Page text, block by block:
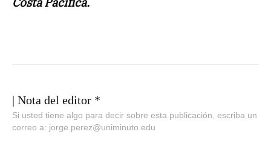
| Nota del editor *
Si usted tiene algo para decir sobre esta publicación, escriba un
correo a: jorge.perez@uniminuto.edu